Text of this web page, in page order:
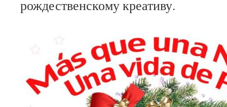
рождественскому креативу.